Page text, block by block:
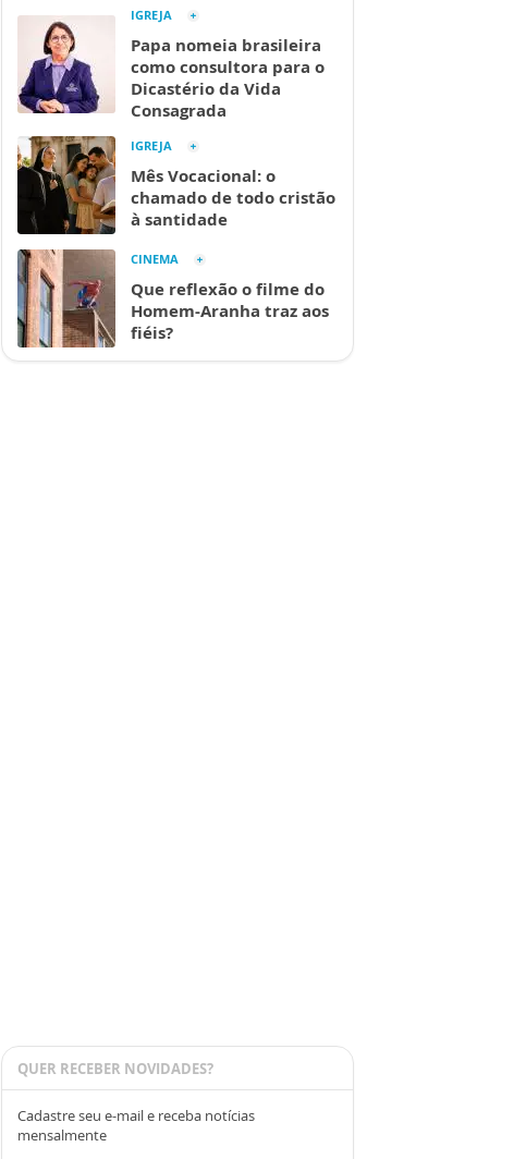
IGREJA
Papa nomeia brasileira
como consultora para o
Dicastério da Vida
Consagrada
IGREJA
Mês Vocacional: o
chamado de todo cristão
à santidade
CINEMA
Que reflexão o filme do
Homem-Aranha traz aos
fiéis?
QUER RECEBER NOVIDADES?
Cadastre seu e-mail e receba notícias
mensalmente